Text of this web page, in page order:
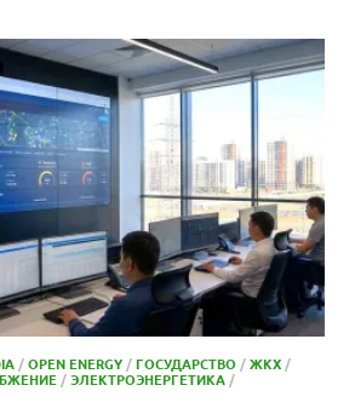
/OPEN ENERGY /ГОСУДАРСТВО /ЖКХ /
/ЭЛЕКТРОЭНЕРГЕТИКА /